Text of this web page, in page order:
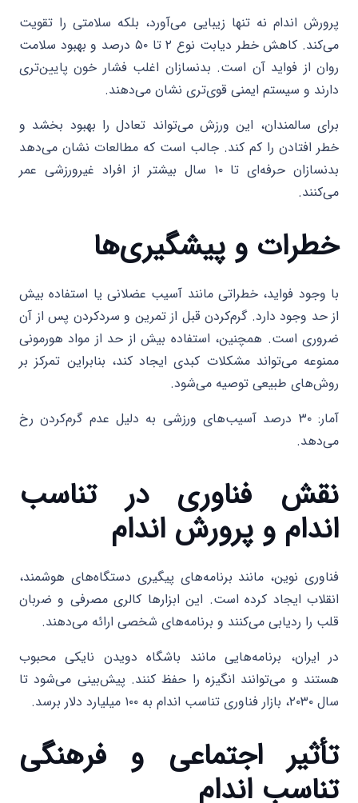
پرورش اندام نه تنها زیبایی می‌آورد، بلکه سلامتی را تقویت
می‌کند. کاهش خطر دیابت نوع ۲ تا ۵۰ درصد و بهبود سلامت
روان از فواید آن است. بدنسازان اغلب فشار خون پایین‌تری
دارند و سیستم ایمنی قوی‌تری نشان می‌دهند.
برای سالمندان، این ورزش می‌تواند تعادل را بهبود بخشد و
خطر افتادن را کم کند. جالب است که مطالعات نشان می‌دهد
بدنسازان حرفه‌ای تا ۱۰ سال بیشتر از افراد غیرورزشی عمر
می‌کنند.
خطرات و پیشگیری‌ها
با وجود فواید، خطراتی مانند آسیب عضلانی یا استفاده بیش
از حد وجود دارد. گرم‌کردن قبل از تمرین و سردکردن پس از آن
ضروری است. همچنین، استفاده بیش از حد از مواد هورمونی
ممنوعه می‌تواند مشکلات کبدی ایجاد کند، بنابراین تمرکز بر
روش‌های طبیعی توصیه می‌شود.
آمار: ۳۰ درصد آسیب‌های ورزشی به دلیل عدم گرم‌کردن رخ
می‌دهد.
نقش فناوری در تناسب
اندام و پرورش اندام
فناوری نوین، مانند برنامه‌های پیگیری دستگاه‌های هوشمند،
انقلاب ایجاد کرده است. این ابزارها کالری مصرفی و ضربان
قلب را ردیابی می‌کنند و برنامه‌های شخصی ارائه می‌دهند.
در ایران، برنامه‌هایی مانند باشگاه دویدن نایکی محبوب
هستند و می‌توانند انگیزه را حفظ کنند. پیش‌بینی می‌شود تا
سال ۲۰۳۰، بازار فناوری تناسب اندام به ۱۰۰ میلیارد دلار برسد.
تأثیر اجتماعی و فرهنگی
تناسب اندام